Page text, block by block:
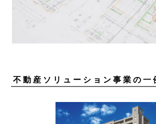
不動産ソリューション事業の一